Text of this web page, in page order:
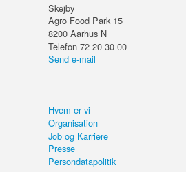
Skejby
Agro Food Park 15
8200 Aarhus N
Telefon 72 20 30 00
Send e-mail
Hvem er vi
Organisation
Job og Karriere
Presse
Persondatapolitik